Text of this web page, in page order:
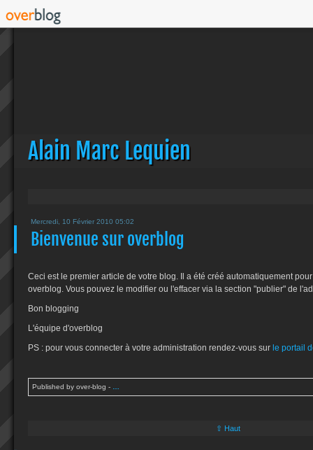
Alain Marc Lequien
Mercredi, 10 Février 2010 05:02
Bienvenue sur overblog
Ceci est le premier article de votre blog. Il a été créé automatiquement
overblog. Vous pouvez le modifier ou l'effacer via la section "publier" de
Bon blogging
L'équipe d'overblog
PS : pour vous connecter à votre administration rendez-vous sur le portail
Published by over-blog -
⇧ Haut